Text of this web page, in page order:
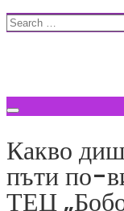
Skip
Search
Какво
пъти по-
ТЕЦ